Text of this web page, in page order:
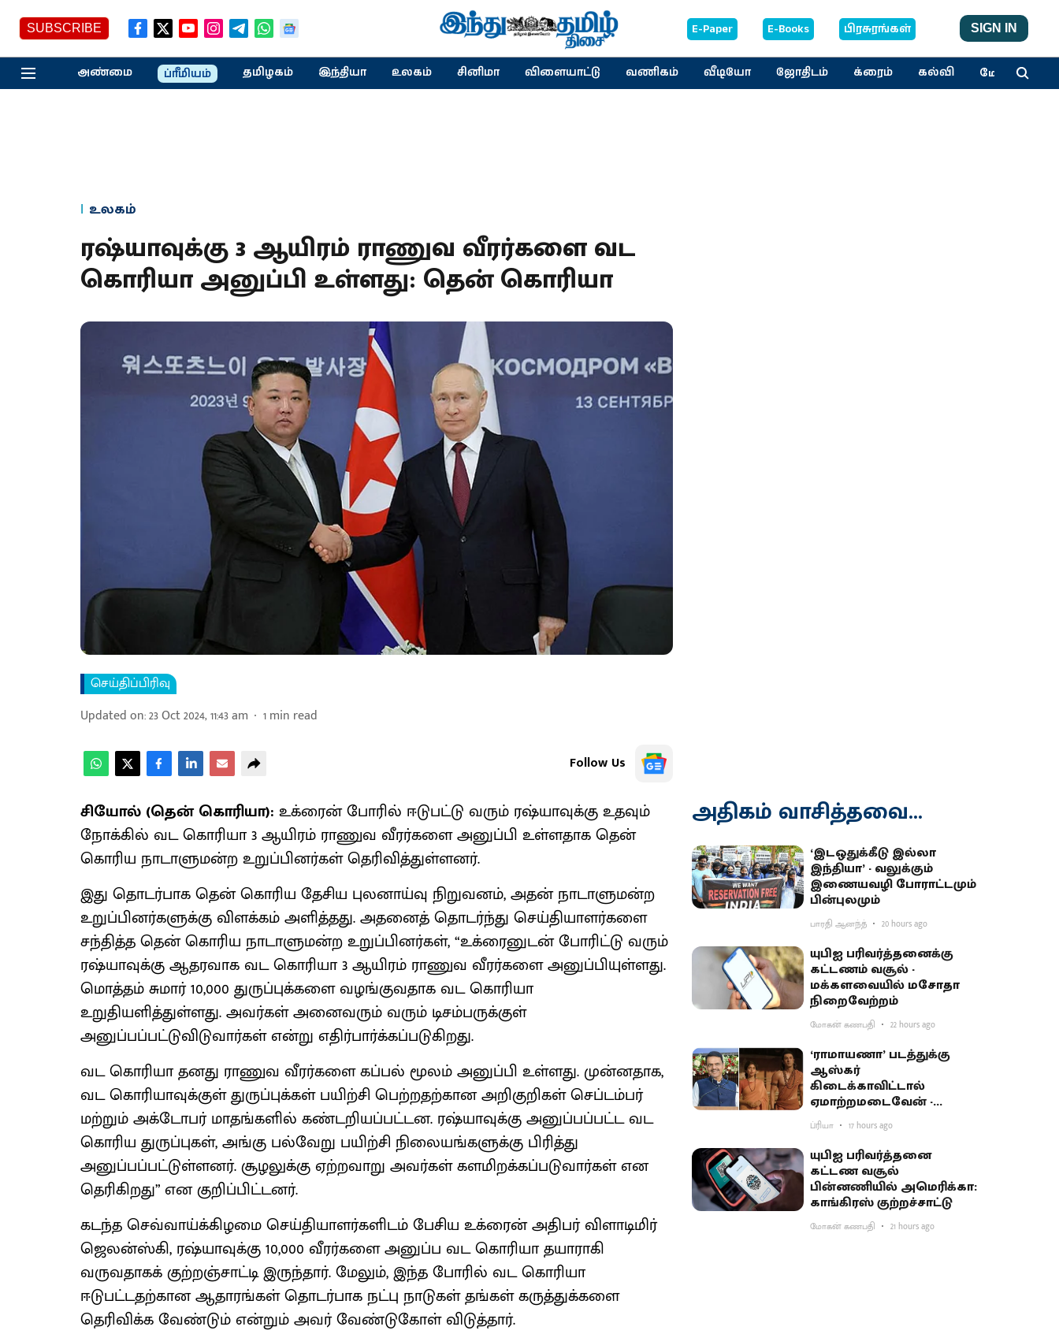
SUBSCRIBE E-Paper E-Books பிரசுரங்கள் SIGN IN
அண்மை ப்ரீமியம் தமிழகம் இந்தியா உலகம் சினிமா விளையாட்டு வணிகம் வீடியோ ஜோதிடம் க்ரைம் கல்வி மேலும்
உலகம்
ரஷ்யாவுக்கு 3 ஆயிரம் ராணுவ வீரர்களை வட
கொரியா அனுப்பி உள்ளது: தென் கொரியா
செய்திப்பிரிவு
Updated on:23 Oct 2024, 11:43 am 1min read
Follow Us
சியோல் (தென் கொரியா): உக்ரைன் போரில் ஈடுபட்டு வரும் ரஷ்யாவுக்கு உதவும்
நோக்கில் வட கொரியா 3 ஆயிரம் ராணுவ வீரர்களை அனுப்பி உள்ளதாக தென்
கொரிய நாடாளுமன்ற உறுப்பினர்கள் தெரிவித்துள்ளனர்.
இது தொடர்பாக தென் கொரிய தேசிய புலனாய்வு நிறுவனம், அதன் நாடாளுமன்ற
உறுப்பினர்களுக்கு விளக்கம் அளித்தது. அதனைத் தொடர்ந்து செய்தியாளர்களை
சந்தித்த தென் கொரிய நாடாளுமன்ற உறுப்பினர்கள், “உக்ரைனுடன் போரிட்டு வரும்
ரஷ்யாவுக்கு ஆதரவாக வட கொரியா 3 ஆயிரம் ராணுவ வீரர்களை அனுப்பியுள்ளது.
மொத்தம் சுமார் 10,000 துருப்புக்களை வழங்குவதாக வட கொரியா
உறுதியளித்துள்ளது. அவர்கள் அனைவரும் வரும் டிசம்பருக்குள்
அனுப்பப்பட்டுவிடுவார்கள் என்று எதிர்பார்க்கப்படுகிறது.
வட கொரியா தனது ராணுவ வீரர்களை கப்பல் மூலம் அனுப்பி உள்ளது. முன்னதாக,
வட கொரியாவுக்குள் துருப்புக்கள் பயிற்சி பெற்றதற்கான அறிகுறிகள் செப்டம்பர்
மற்றும் அக்டோபர் மாதங்களில் கண்டறியப்பட்டன. ரஷ்யாவுக்கு அனுப்பப்பட்ட வட
கொரிய துருப்புகள், அங்கு பல்வேறு பயிற்சி நிலையங்களுக்கு பிரித்து
அனுப்பப்பட்டுள்ளனர். சூழலுக்கு ஏற்றவாறு அவர்கள் களமிறக்கப்படுவார்கள் என
தெரிகிறது” என குறிப்பிட்டனர்.
கடந்த செவ்வாய்க்கிழமை செய்தியாளர்களிடம் பேசிய உக்ரைன் அதிபர் விளாடிமிர்
ஜெலன்ஸ்கி, ரஷ்யாவுக்கு 10,000 வீரர்களை அனுப்ப வட கொரியா தயாராகி
வருவதாகக் குற்றஞ்சாட்டி இருந்தார். மேலும், இந்த போரில் வட கொரியா
ஈடுபட்டதற்கான ஆதாரங்கள் தொடர்பாக நட்பு நாடுகள் தங்கள் கருத்துக்களை
தெரிவிக்க வேண்டும் என்றும் அவர் வேண்டுகோள் விடுத்தார்.
அதிகம் வாசித்தவை...
‘இடஒதுக்கீடு இல்லா
இந்தியா’ - வலுக்கும்
இணையவழி போராட்டமும்
பின்புலமும்
பாரதி ஆனந்த் 20 hours ago
யுபிஐ பரிவர்த்தனைக்கு
கட்டணம் வசூல் -
மக்களவையில் மசோதா
நிறைவேற்றம்
மோகன் கணபதி 22 hours ago
‘ராமாயணா’ படத்துக்கு
ஆஸ்கர்
கிடைக்காவிட்டால்
ஏமாற்றமடைவேன் -
மகாராஷ்டிர முதல்வர்
பகிர்வு
ப்ரியா 17 hours ago
யுபிஐ பரிவர்த்தனை
கட்டண வசூல்
பின்னணியில் அமெரிக்கா:
காங்கிரஸ் குற்றச்சாட்டு
மோகன் கணபதி 21 hours ago